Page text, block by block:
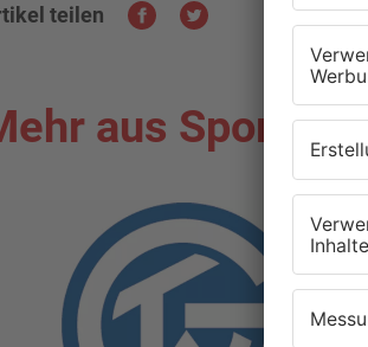
teilen
aus Sport